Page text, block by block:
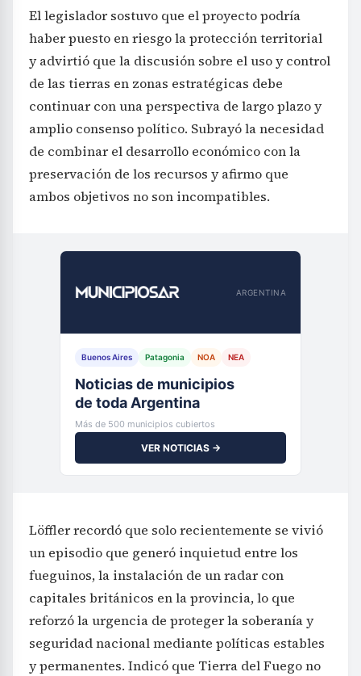
El legislador sostuvo que el proyecto podría
haber puesto en riesgo la protección territorial
y advirtió que la discusión sobre el uso y control
de las tierras en zonas estratégicas debe
continuar con una perspectiva de largo plazo y
amplio consenso político. Subrayó la necesidad
de combinar el desarrollo económico con la
preservación de los recursos y afirmo que
ambos objetivos no son incompatibles.
ARGENTINA
Buenos Aires Patagonia NOA NEA
Noticias de municipios
de toda Argentina
Más de 500 municipios cubiertos
VER NOTICIAS →
Löffler recordó que solo recientemente se vivió
un episodio que generó inquietud entre los
fueguinos, la instalación de un radar con
capitales británicos en la provincia, lo que
reforzó la urgencia de proteger la soberanía y
seguridad nacional mediante políticas estables
y permanentes. Indicó que Tierra del Fuego no